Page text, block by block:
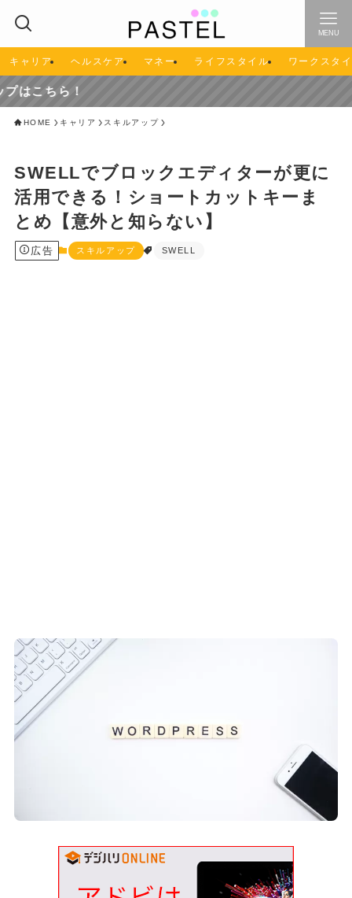
MENU
キャリア ヘルスケア マネー ライフスタイル ワークスタ
！
HOME キャリア スキルアップ
SWELLでブロックエディターが更に
活用できる！ショートカットキーま
とめ【意外と知らない】
広告 スキルアップ SWELL